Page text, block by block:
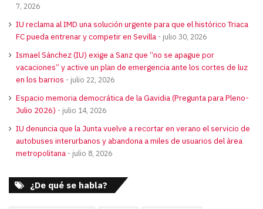
7, 2026
IU reclama al IMD una solución urgente para que el histórico Triaca
FC pueda entrenar y competir en Sevilla
julio 30, 2026
Ismael Sánchez (IU) exige a Sanz que “no se apague por
vacaciones” y active un plan de emergencia ante los cortes de luz
en los barrios
julio 22, 2026
Espacio memoria democrática de la Gavidia (Pregunta para Pleno-
Julio 2026)
julio 14, 2026
IU denuncia que la Junta vuelve a recortar en verano el servicio de
autobuses interurbanos y abandona a miles de usuarios del área
metropolitana
julio 8, 2026
¿De qué se habla?